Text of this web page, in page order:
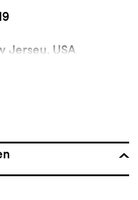
Jersey, USA
of Saint